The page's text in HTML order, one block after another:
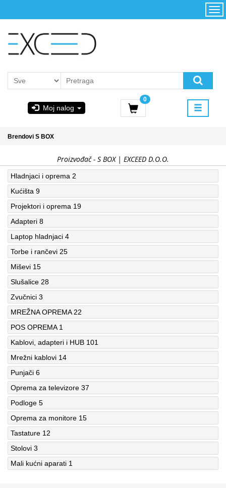
Moj nalog
0
Početna
korišćenja i
PoweredByAsus
Brendovi S BOX
Proizvođač - S BOX | EXCEED D.O.O.
Hladnjaci i oprema 2
Kućišta 9
Projektori i oprema 19
Adapteri 8
Laptop hladnjaci 4
Torbe i rančevi 25
Miševi 15
Slušalice 28
Zvučnici 3
MREŽNA OPREMA 22
POS OPREMA 1
Kablovi, adapteri i HUB 101
Mrežni kablovi 14
Punjači 6
Oprema za televizore 37
Podloge 5
Oprema za monitore 15
Tastature 12
Stolovi 3
Mali kućni aparati 1